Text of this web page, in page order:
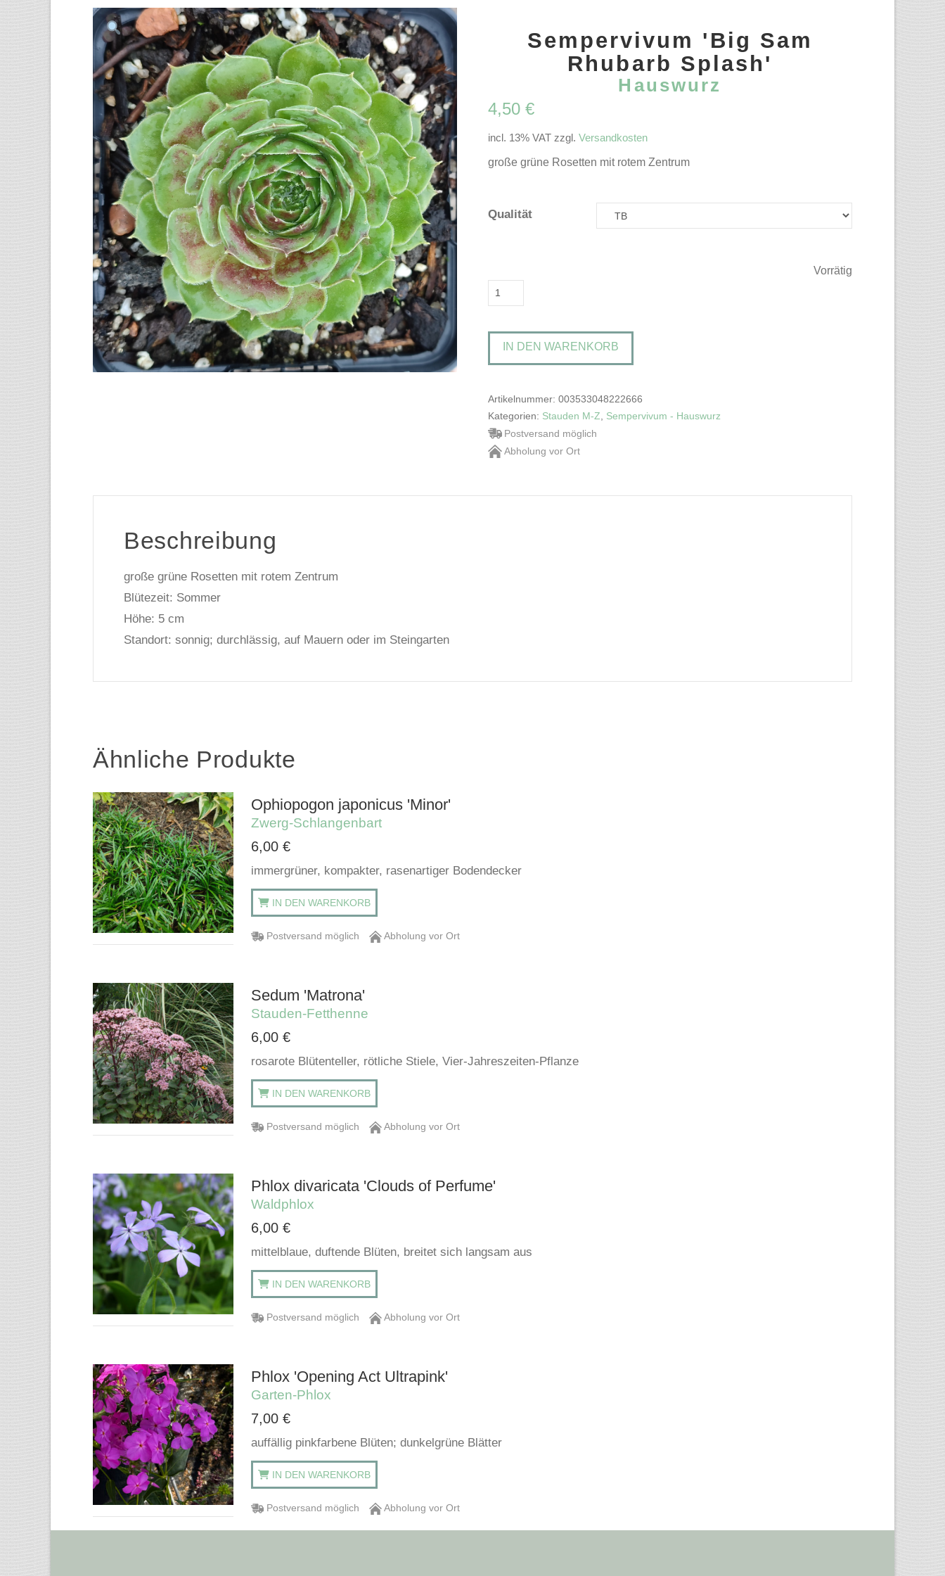
Sempervivum 'Big Sam
Rhubarb Splash'
Hauswurz
4,50 €
incl. 13% VAT zzgl. Versandkosten
große grüne Rosetten mit rotem Zentrum
Qualität
Vorrätig
Sempervivum
'Big
Sam
Rhubarb
Menge
IN DEN WARENKORB
Artikelnummer: 003533048222666
Kategorien: Stauden M-Z Sempervivum - Hauswurz
Postversand möglich
Abholung vor Ort
Beschreibung
große grüne Rosetten mit rotem Zentrum
Blütezeit: Sommer
Höhe: 5 cm
Standort: sonnig; durchlässig, auf Mauern oder im Steingarten
Ähnliche Produkte
Ophiopogon japonicus 'Minor'
Zwerg-Schlangenbart
6,00 €
immergrüner, kompakter, rasenartiger Bodendecker
IN DEN WARENKORB
Postversand möglich Abholung vor Ort
Sedum 'Matrona'
Stauden-Fetthenne
6,00 €
rosarote Blütenteller, rötliche Stiele, Vier-Jahreszeiten-Pflanze
IN DEN WARENKORB
Postversand möglich Abholung vor Ort
Phlox divaricata 'Clouds of Perfume'
Waldphlox
6,00 €
mittelblaue, duftende Blüten, breitet sich langsam aus
IN DEN WARENKORB
Postversand möglich Abholung vor Ort
Phlox 'Opening Act Ultrapink'
Garten-Phlox
7,00 €
auffällig pinkfarbene Blüten; dunkelgrüne Blätter
IN DEN WARENKORB
Postversand möglich Abholung vor Ort